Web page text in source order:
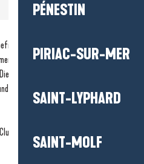
PÉNESTIN
PIRIAC-SUR-MER
SAINT-LYPHARD
SAINT-MOLF
sich im Herzen von Piriac-sur-
(Überwachung im
hygienische Qualität des
während der gesamten Saison